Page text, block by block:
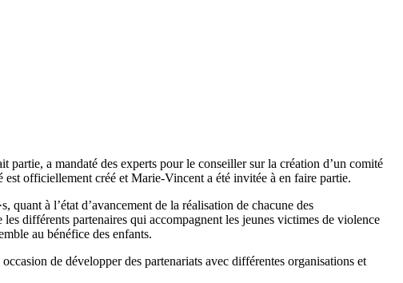
a mandaté des experts pour le conseiller sur la création d’un comité
officiellement créé et Marie-Vincent a été invitée à en faire partie.
à l’état d’avancement de la réalisation de chacune des
différents partenaires qui accompagnent les jeunes victimes de violence
au bénéfice des enfants.
de développer des partenariats avec différentes organisations et